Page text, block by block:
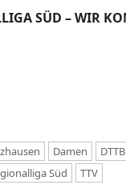
SÜD – WIR
Damen
DTTB
Süd TTV